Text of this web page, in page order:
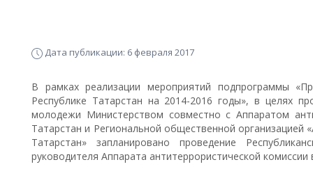
Дата публикации: 6 февраля 2017
В рамках реализации мероприятий подпрограммы
Республике Татарстан на 2014-2016 годы», в целях
молодежи Министерством совместно с Аппаратом
Татарстан и Региональной общественной организацией
Татарстан» запланировано проведение
руководителя Аппарата антитеррористической комиссии